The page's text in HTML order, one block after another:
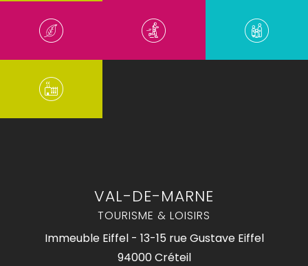
VAL-DE-MARNE
TOURISME & LOISIRS
Immeuble Eiffel - 13-15 rue Gustave Eiffel
94000 Créteil